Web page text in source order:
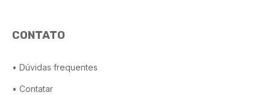
CONTATO
• Dúvidas frequentes
• Contatar